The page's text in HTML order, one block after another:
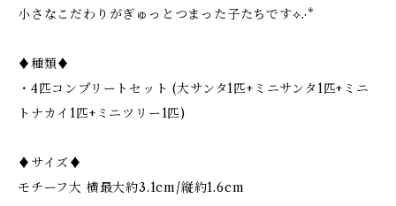
小さなこだわりがぎゅっとつまった子たちです⟡.·*
♦︎種類♦︎
・4匹コンプリートセット (大サンタ1匹+ミニサンタ1匹+ミニ
トナカイ1匹+ミニツリー1匹)
♦︎サイズ♦︎
モチーフ大 横最大約3.1cm/縦約1.6cm